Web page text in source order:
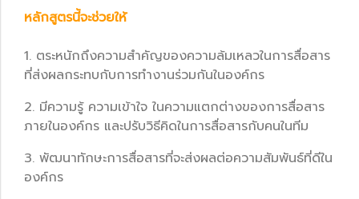
หลักสูตรนี้จะช่วยให้
1. ตระหนักถึงความสำคัญของความล้มเหลวในการสื่อสาร
ที่ส่งผลกระทบกับการทำงานร่วมกันในองค์กร
2. มีความรู้ ความเข้าใจ ในความแตกต่างของการสื่อสาร
ภายในองค์กร และปรับวิธีคิดในการสื่อสารกับคนในทีม
3. พัฒนาทักษะการสื่อสารที่จะส่งผลต่อความสัมพันธ์ที่ดีใน
องค์กร